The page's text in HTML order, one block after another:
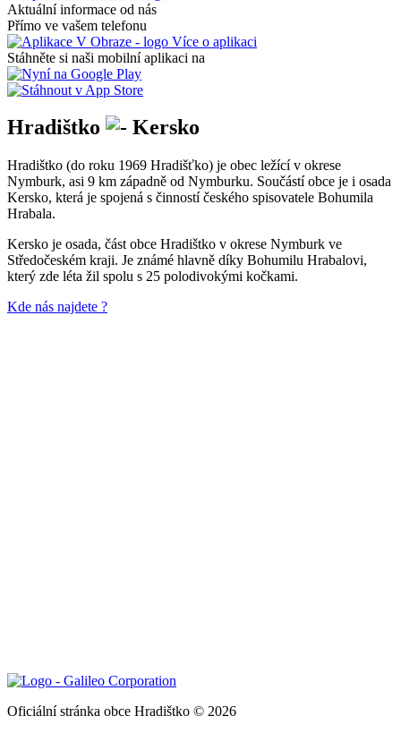
Aktuální informace od nás
Přímo ve vašem telefonu
Více o aplikaci
Stáhněte si naši mobilní aplikaci na
Hradištko Kersko
Hradištko (do roku 1969 Hradišťko) je obec ležící v okrese
Nymburk, asi 9 km západně od Nymburku. Součástí obce je i osada
Kersko, která je spojená s činností českého spisovatele Bohumila
Hrabala.
Kersko je osada, část obce Hradištko v okrese Nymburk ve
Středočeském kraji. Je známé hlavně díky Bohumilu Hrabalovi,
který zde léta žil spolu s 25 polodivokými kočkami.
Kde nás najdete ?
Oficiální stránka obce Hradištko © 2026